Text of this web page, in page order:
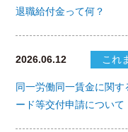
退職給付金って何？
2026.06.12 これ
同一労働同一賃金に関
ード等交付申請について